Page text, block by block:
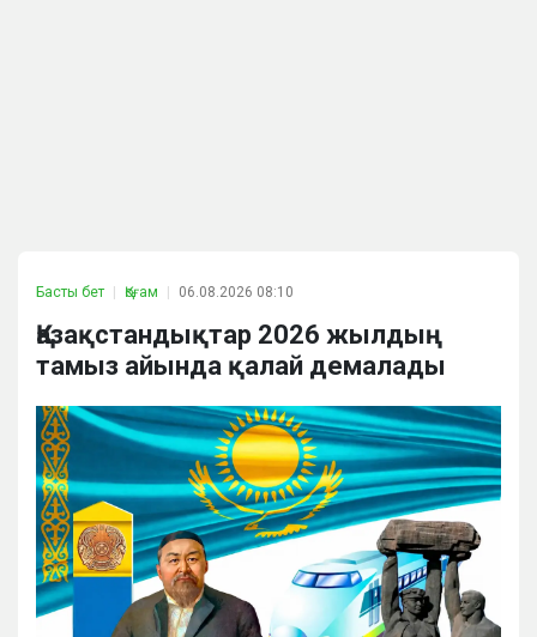
Басты бет Қоғам 06.08.2026 08:10
Қазақстандықтар 2026 жылдың
тамыз айында қалай демалады